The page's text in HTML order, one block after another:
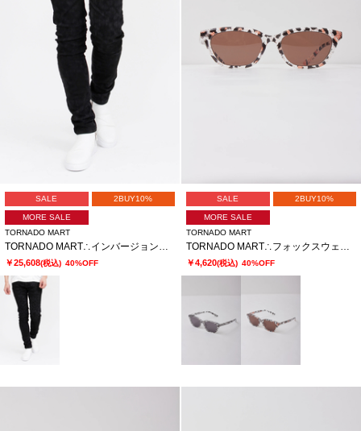
SALE 2BUY10%
MORE SALE
TORNADO MART
￥25,608(税込) 40%OFF
SALE 2BUY10%
MORE SALE
TORNADO MART
￥4,620(税込) 40%OFF